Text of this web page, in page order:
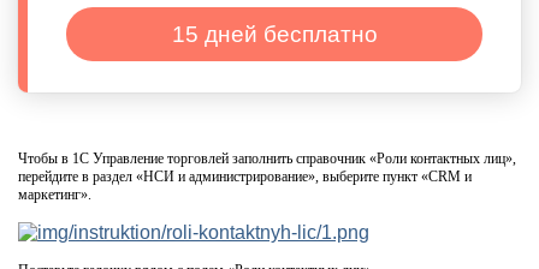
15 дней бесплатно
Чтобы в 1С Управление торговлей заполнить справочник «Роли контактных лиц»,
перейдите в раздел «НСИ и администрирование», выберите пункт «CRM и
маркетинг».